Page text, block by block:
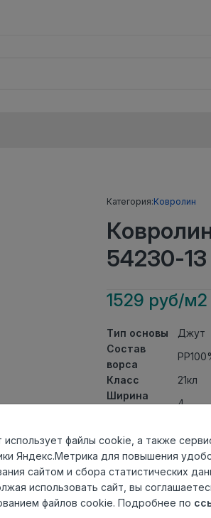
Категория:Ковролин
54230-
1529 руб/м2
Тип основы
Джут
Состав
ворса
Класс
21кл
Ширина
4
Вид
ковролина
Страна
происхождения
использует файлы cookie, а также
Яндекс.Метрика для повышения
сайтом и сбора статистических
использовать сайт, вы
файлов cookie. Подробнее по